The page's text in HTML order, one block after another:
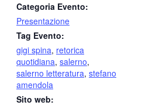
Categoria Evento:
Presentazione
Tag Evento:
gigi spina, retorica
quotidiana, salerno,
salerno letteratura, stefano
amendola
Sito web: